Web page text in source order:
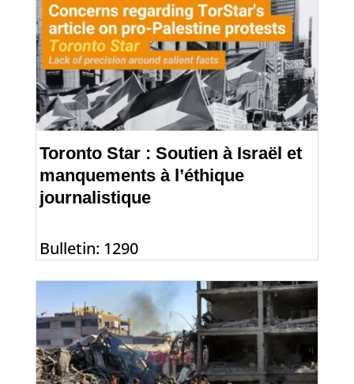
Toronto Star : Soutien à Israël et
manquements à l’éthique
journalistique
Bulletin: 1290